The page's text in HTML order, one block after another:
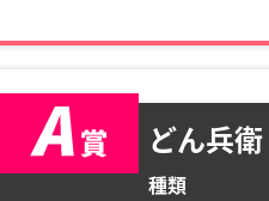
どん兵
種類